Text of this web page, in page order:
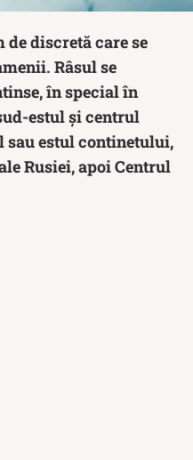
de discretă care se
Râsul se
în special în
estul și centrul
sau estul continetului,
Rusiei, apoi Centrul